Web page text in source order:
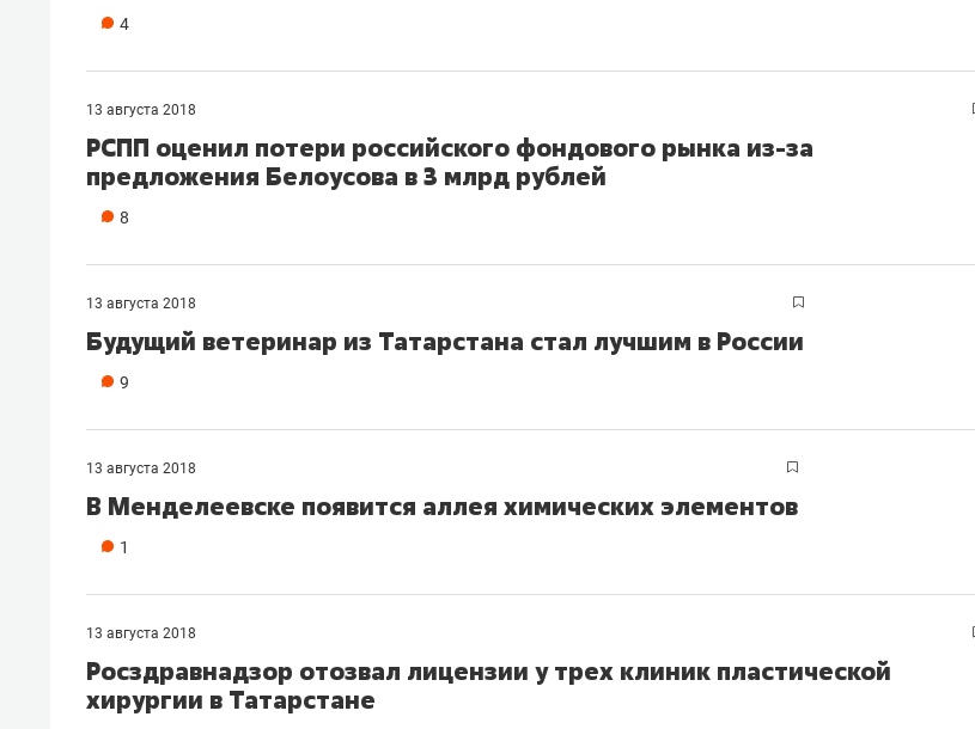
4
13 августа 2018
РСПП оценил потери российского фондового рынка из-за
предложения Белоусова в 3 млрд рублей
8
13 августа 2018
Будущий ветеринар из Татарстана стал лучшим в России
9
13 августа 2018
В Менделеевске появится аллея химических элементов
1
13 августа 2018
Росздравнадзор отозвал лицензии у трех клиник пластической
хирургии в Татарстане